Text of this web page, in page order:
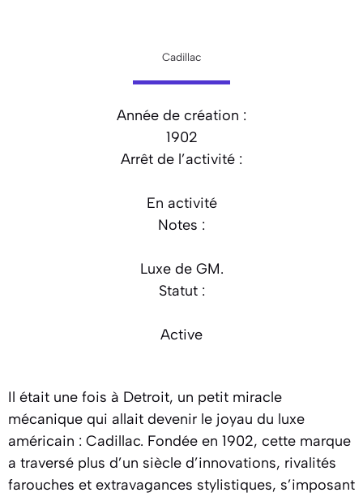
Cadillac
Année de création :
1902
Arrêt de l’activité :
En activité
Notes :
Luxe de GM.
Statut :
Active
Il était une fois à Detroit, un petit miracle
mécanique qui allait devenir le joyau du luxe
américain : Cadillac. Fondée en 1902, cette marque
a traversé plus d’un siècle d’innovations, rivalités
farouches et extravagances stylistiques, s’imposant